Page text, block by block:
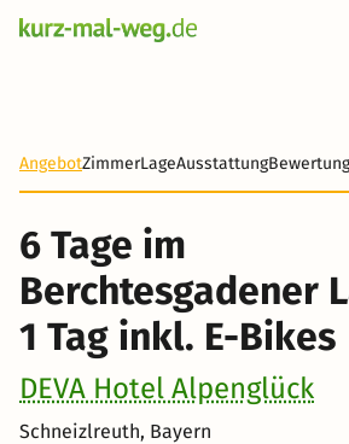
AngebotZimmerLageAusstattung
6 Tage im
Berchtesgadener
1 Tag inkl. E-Bikes
DEVA Hotel Alpenglück
Schneizlreuth, Bayern